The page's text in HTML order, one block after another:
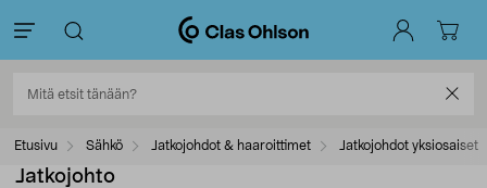
Etusivu Sähkö Jatkojohdot & haaroittimet Jatkojohdot yksiosaiset
Jatkojohto